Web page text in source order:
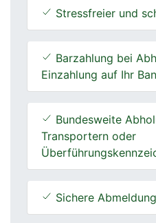
Stressfreier und
Barzahlung bei
Einzahlung auf Ihr
Bundesweite
Transportern oder
Sichere